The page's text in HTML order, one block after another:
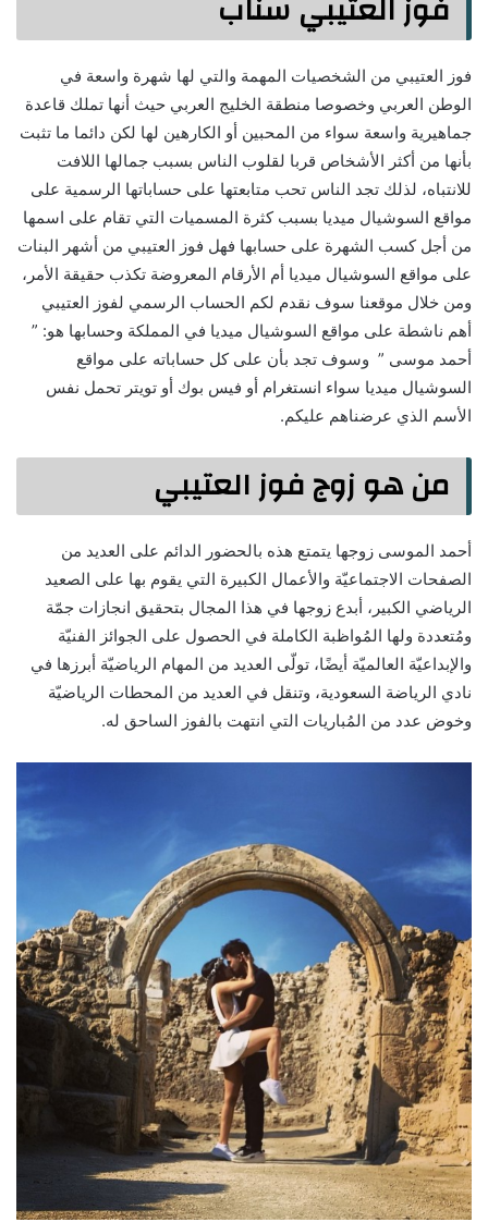
فوز العتيبي سناب
فوز العتيبي من الشخصيات المهمة والتي لها شهرة واسعة في
الوطن العربي وخصوصا منطقة الخليج العربي حيث أنها تملك قاعدة
جماهيرية واسعة سواء من المحبين أو الكارهين لها لكن دائما ما تثبت
بأنها من أكثر الأشخاص قربا لقلوب الناس بسبب جمالها اللافت
للانتباه، لذلك تجد الناس تحب متابعتها على حساباتها الرسمية على
مواقع السوشيال ميديا بسبب كثرة المسميات التي تقام على اسمها
من أجل كسب الشهرة على حسابها فهل فوز العتيبي من أشهر البنات
على مواقع السوشيال ميديا أم الأرقام المعروضة تكذب حقيقة الأمر،
ومن خلال موقعنا سوف نقدم لكم الحساب الرسمي لفوز العتيبي
أهم ناشطة على مواقع السوشيال ميديا في المملكة وحسابها هو: ”
أحمد موسى ” وسوف تجد بأن على كل حساباته على مواقع
السوشيال ميديا سواء انستغرام أو فيس بوك أو تويتر تحمل نفس
الأسم الذي عرضناهم عليكم.
من هو زوج فوز العتيبي
أحمد الموسى زوجها يتمتع هذه بالحضور الدائم على العديد من
الصفحات الاجتماعيّة والأعمال الكبيرة التي يقوم بها على الصعيد
الرياضي الكبير، أبدع زوجها في هذا المجال بتحقيق انجازات جمّة
ومُتعددة ولها المُواظبة الكاملة في الحصول على الجوائز الفنيّة
والإبداعيّة العالميّة أيضًا، تولّى العديد من المهام الرياضيّة أبرزها في
نادي الرياضة السعودية، وتنقل في العديد من المحطات الرياضيّة
وخوض عدد من المُباريات التي انتهت بالفوز الساحق له.